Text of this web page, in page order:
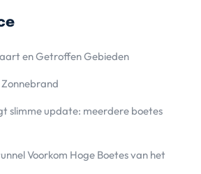
en Getroffen Gebieden
slimme update: meerdere boetes
Voorkom Hoge Boetes van het